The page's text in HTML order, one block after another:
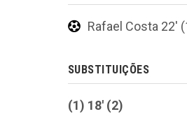
Rafael Costa 22'
SUBSTITUIÇÕES
(1) 18' (2)